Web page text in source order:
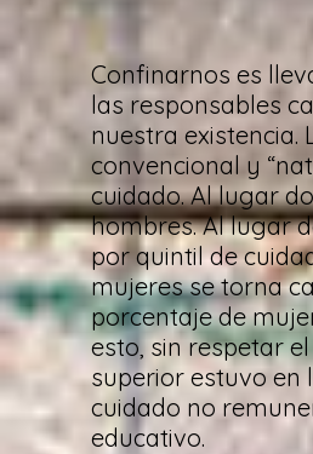
Confinarnos es
las responsables
nuestra existencia.
convencional y
cuidado. Al lugar
hombres. Al lugar
por quintil de
mujeres se torna
porcentaje de
esto, sin respetar
superior estuvo en
cuidado no
educativo.